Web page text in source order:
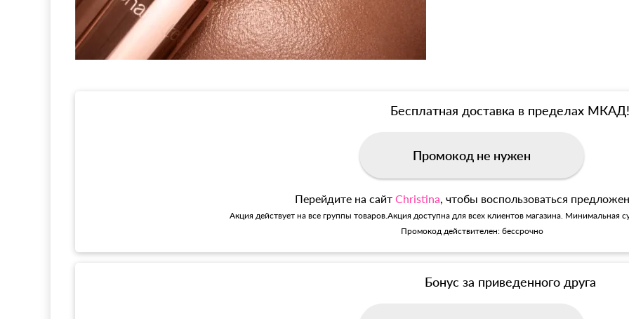
Бесплатная доставка в пределах МКАД!
Промокод не нужен
Перейдите на сайт Christina, чтобы воспользоваться
Акция действует на все группы товаров.Акция доступна для всех клиентов магазина. Минимальная
Промокод действителен: бессрочно
Бонус за приведенного друга